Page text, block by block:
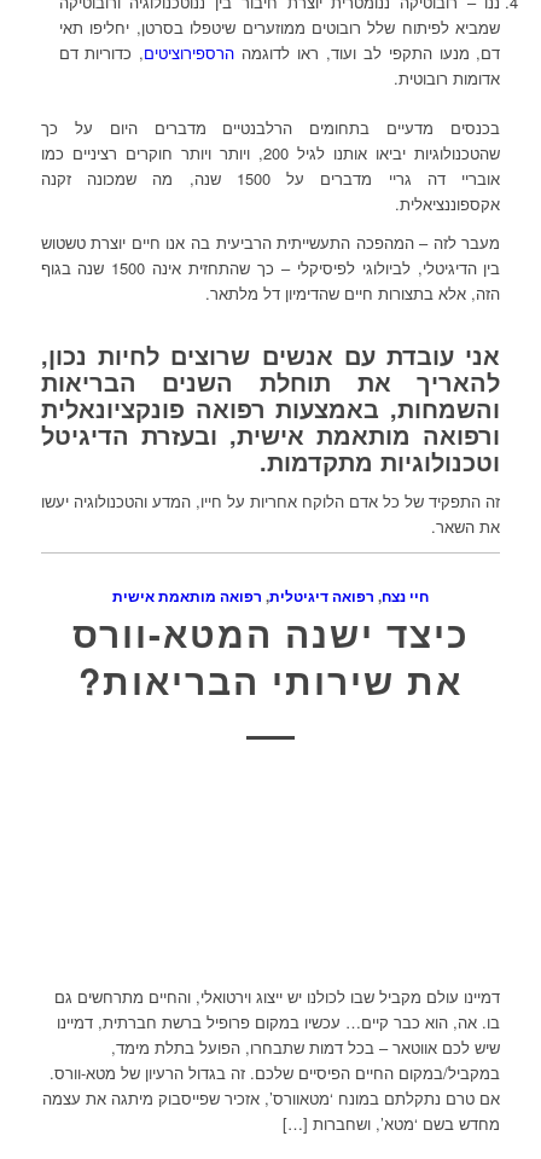
שמביא לפיתוח שלל רובוטים ממוזערים שיטפלו בסרטן, יחליפו תאי
דם, מנעו התקפי לב ועוד, ראו לדוגמה הרספירוציטים, כדוריות דם
אדומות רובוטית.
בכנסים מדעיים בתחומים הרלבנטיים מדברים היום על כך
שהטכנולוגיות יביאו אותנו לגיל 200, ויותר ויותר חוקרים רציניים כמו
אובריי דה גריי מדברים על 1500 שנה, מה שמכונה זקנה
אקספוננציאלית.
מעבר לזה – המהפכה התעשייתית הרביעית בה אנו חיים יוצרת טשטוש
בין הדיגיטלי, לביולוגי לפיסיקלי – כך שהתחזית אינה 1500 שנה בגוף
הזה, אלא בתצורות חיים שהדימיון דל מלתאר.
אני עובדת עם אנשים שרוצים לחיות נכון,
להאריך את תוחלת השנים הבריאות
והשמחות, באמצעות רפואה פונקציונאלית
ורפואה מותאמת אישית, ובעזרת הדיגיטל
וטכנולוגיות מתקדמות.
זה התפקיד של כל אדם הלוקח אחריות על חייו, המדע והטכנולוגיה יעשו
את השאר.
חיי נצח, רפואה דיגיטלית, רפואה מותאמת אישית
כיצד ישנה המטא-וורס
את שירותי הבריאות?
דמיינו עולם מקביל שבו לכולנו יש ייצוג וירטואלי, והחיים מתרחשים גם
בו. אה, הוא כבר קיים… עכשיו במקום פרופיל ברשת חברתית, דמיינו
שיש לכם אווטאר – בכל דמות שתבחרו, הפועל בתלת מימד,
במקביל/במקום החיים הפיסיים שלכם. זה בגדול הרעיון של מטא-וורס.
אם טרם נתקלתם במונח ‘מטאוורס’, אזכיר שפייסבוק מיתגה את עצמה
מחדש בשם ‘מטא’, ושחברות […]